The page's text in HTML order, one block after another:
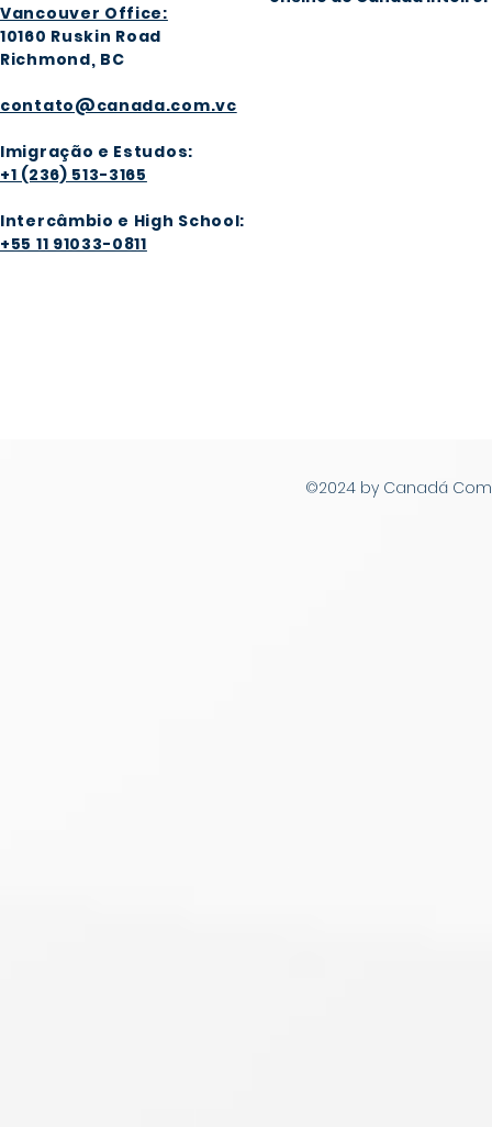
Vancouver Office:
10160 Ruskin Road
Richmond, BC
contato@canada.com.vc
Imigração e Estudos:
+1 (236) 513-3165
Intercâmbio e High School:
+55 11 91033-0811
©2024 by Canadá Com